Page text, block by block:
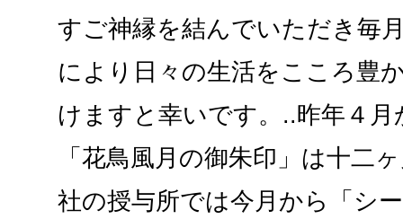
すご神縁を結んでいただき毎
により日々の生活をこころ豊
けますと幸いです。..昨年４
「花鳥風月の御朱印」は十二
社の授与所では今月から「シ